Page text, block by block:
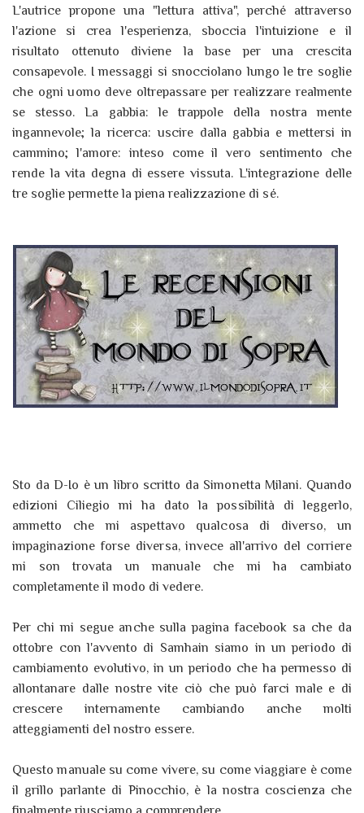
L'autrice propone una "lettura attiva", perché attraverso
l'azione si crea l'esperienza, sboccia l'intuizione e il
risultato ottenuto diviene la base per una crescita
consapevole. I messaggi si snocciolano lungo le tre soglie
che ogni uomo deve oltrepassare per realizzare realmente
se stesso. La gabbia: le trappole della nostra mente
ingannevole; la ricerca: uscire dalla gabbia e mettersi in
cammino; l'amore: inteso come il vero sentimento che
rende la vita degna di essere vissuta. L'integrazione delle
tre soglie permette la piena realizzazione di sé.
Sto da D-Io è un libro scritto da Simonetta Milani. Quando
edizioni Ciliegio mi ha dato la possibilità di leggerlo,
ammetto che mi aspettavo qualcosa di diverso, un
impaginazione forse diversa, invece all'arrivo del corriere
mi son trovata un manuale che mi ha cambiato
completamente il modo di vedere.
Per chi mi segue anche sulla pagina facebook sa che da
ottobre con l'avvento di Samhain siamo in un periodo di
cambiamento evolutivo, in un periodo che ha permesso di
allontanare dalle nostre vite ciò che può farci male e di
crescere internamente cambiando anche molti
atteggiamenti del nostro essere.
Questo manuale su come vivere, su come viaggiare è come
il grillo parlante di Pinocchio, è la nostra coscienza che